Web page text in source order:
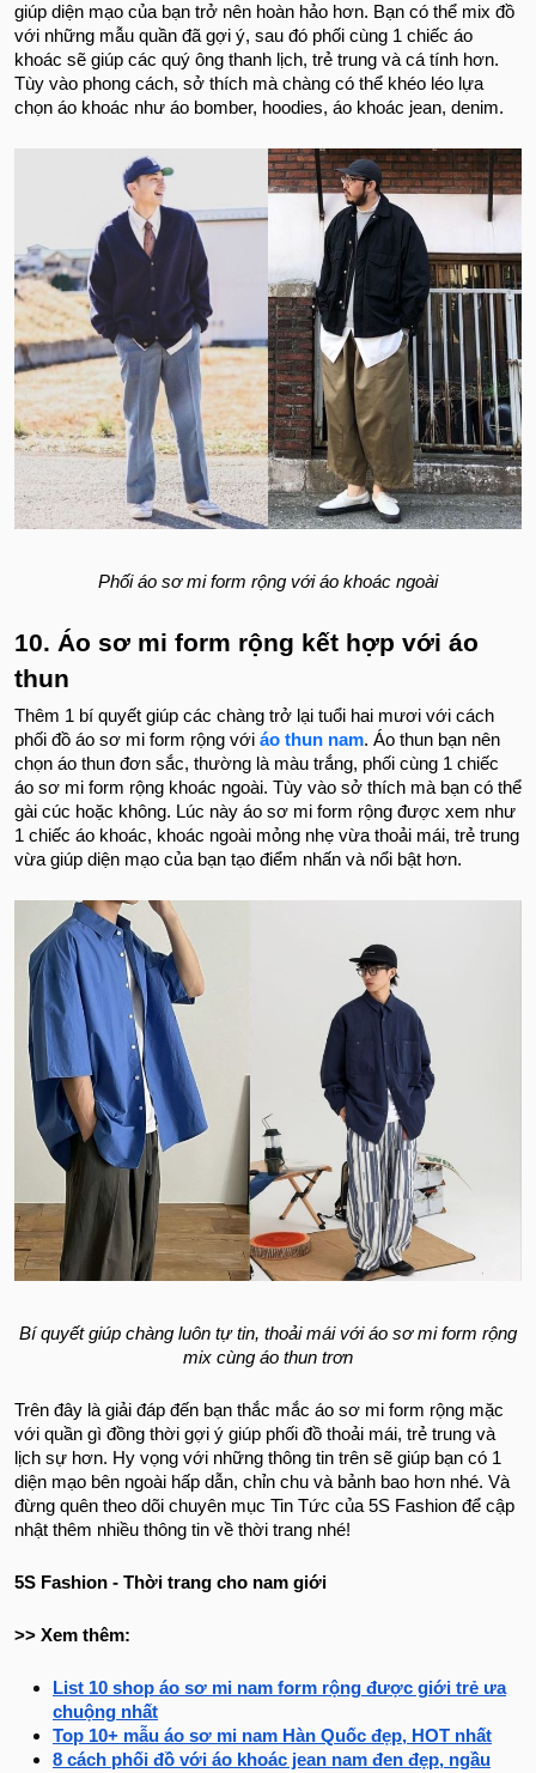
giúp diện mạo của bạn trở nên hoàn hảo hơn. Bạn có thể mix đồ
với những mẫu quần đã gợi ý, sau đó phối cùng 1 chiếc áo
khoác sẽ giúp các quý ông thanh lịch, trẻ trung và cá tính hơn.
Tùy vào phong cách, sở thích mà chàng có thể khéo léo lựa
chọn áo khoác như áo bomber, hoodies, áo khoác jean, denim.
Phối áo sơ mi form rộng với áo khoác ngoài
10. Áo sơ mi form rộng kết hợp với áo
thun
Thêm 1 bí quyết giúp các chàng trở lại tuổi hai mươi với cách
phối đồ áo sơ mi form rộng với áo thun nam. Áo thun bạn nên
chọn áo thun đơn sắc, thường là màu trắng, phối cùng 1 chiếc
áo sơ mi form rộng khoác ngoài. Tùy vào sở thích mà bạn có thể
gài cúc hoặc không. Lúc này áo sơ mi form rộng được xem như
1 chiếc áo khoác, khoác ngoài mỏng nhẹ vừa thoải mái, trẻ trung
vừa giúp diện mạo của bạn tạo điểm nhấn và nổi bật hơn.
Bí quyết giúp chàng luôn tự tin, thoải mái với áo sơ mi form rộng
mix cùng áo thun trơn
Trên đây là giải đáp đến bạn thắc mắc áo sơ mi form rộng mặc
với quần gì đồng thời gợi ý giúp phối đồ thoải mái, trẻ trung và
lịch sự hơn. Hy vọng với những thông tin trên sẽ giúp bạn có 1
diện mạo bên ngoài hấp dẫn, chỉn chu và bảnh bao hơn nhé. Và
đừng quên theo dõi chuyên mục Tin Tức của 5S Fashion để cập
nhật thêm nhiều thông tin về thời trang nhé!
5S Fashion - Thời trang cho nam giới
>> Xem thêm:
List 10 shop áo sơ mi nam form rộng được giới trẻ ưa
chuộng nhất
Top 10+ mẫu áo sơ mi nam Hàn Quốc đẹp, HOT nhất
8 cách phối đồ với áo khoác jean nam đen đẹp, ngầu